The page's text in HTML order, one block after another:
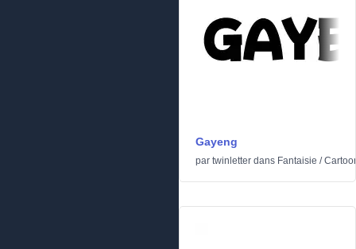
Gayeng
par twinletter dans Fantaisie /